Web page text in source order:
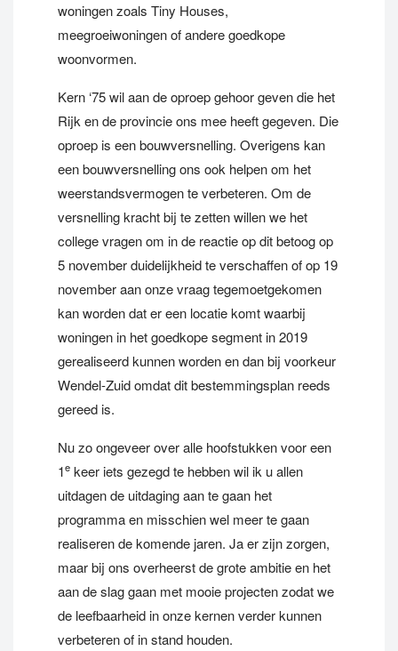
woningen zoals Tiny Houses,
meegroeiwoningen of andere goedkope
woonvormen.
Kern ‘75 wil aan de oproep gehoor geven die het
Rijk en de provincie ons mee heeft gegeven. Die
oproep is een bouwversnelling. Overigens kan
een bouwversnelling ons ook helpen om het
weerstandsvermogen te verbeteren. Om de
versnelling kracht bij te zetten willen we het
college vragen om in de reactie op dit betoog op
5 november duidelijkheid te verschaffen of op 19
november aan onze vraag tegemoetgekomen
kan worden dat er een locatie komt waarbij
woningen in het goedkope segment in 2019
gerealiseerd kunnen worden en dan bij voorkeur
Wendel-Zuid omdat dit bestemmingsplan reeds
gereed is.
Nu zo ongeveer over alle hoofstukken voor een
1e keer iets gezegd te hebben wil ik u allen
uitdagen de uitdaging aan te gaan het
programma en misschien wel meer te gaan
realiseren de komende jaren. Ja er zijn zorgen,
maar bij ons overheerst de grote ambitie en het
aan de slag gaan met mooie projecten zodat we
de leefbaarheid in onze kernen verder kunnen
verbeteren of in stand houden.